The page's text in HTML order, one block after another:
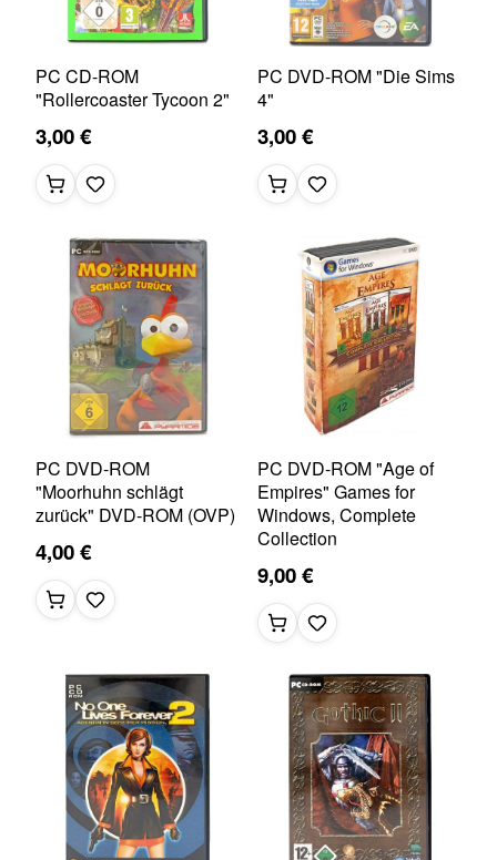
PC CD-ROM
"Rollercoaster Tycoon 2"
3,00 €
PC DVD-ROM "Die Sims
4"
3,00 €
PC DVD-ROM
"Moorhuhn schlägt
zurück" DVD-ROM (OVP)
4,00 €
PC DVD-ROM "Age of
Empires" Games for
Windows, Complete
Collection
9,00 €